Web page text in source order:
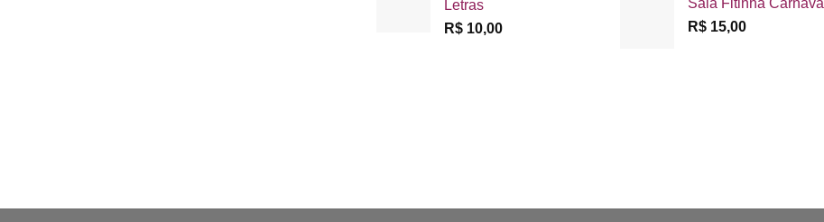
Letras
R$ 10,00
Saia Fitinha Carnaval
R$ 15,00